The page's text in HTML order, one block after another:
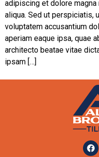
adipiscing et dolore
aliqua. Sed ut perspiciatis,
voluptatem accusantium
aperiam eaque ipsa, quae
architecto beatae vitae
ipsam […]